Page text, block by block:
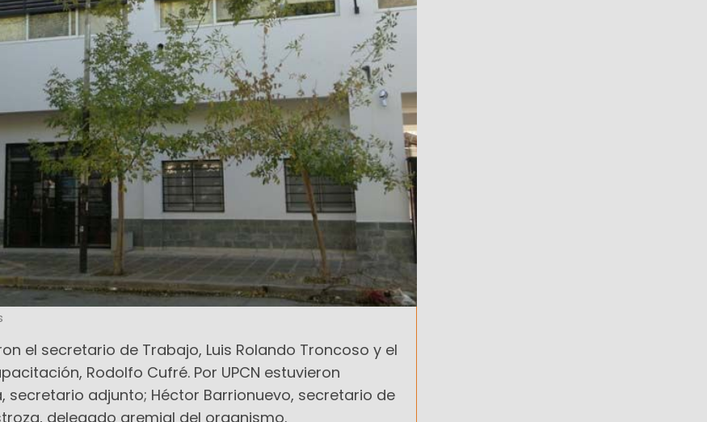
el secretario de Trabajo, Luis Rolando Troncoso y el
Rodolfo Cufré. Por UPCN estuvieron
secretario adjunto; Héctor Barrionuevo, secretario de
delegado gremial del organismo.